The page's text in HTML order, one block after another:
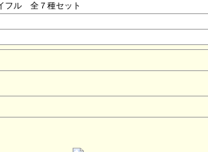
フル 全７種セット